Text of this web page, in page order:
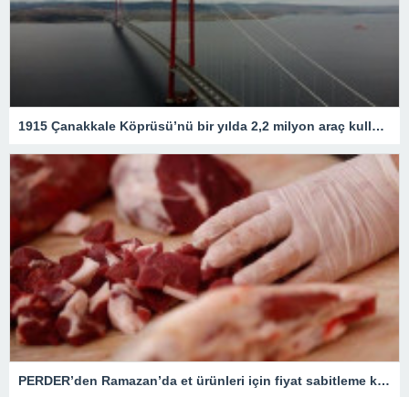
1915 Çanakkale Köprüsü’nü bir yılda 2,2 milyon araç kullandı – Son Dakika Ekonomi Haberleri
PERDER’den Ramazan’da et ürünleri için fiyat sabitleme kararı